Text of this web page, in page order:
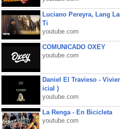
Luciano Pereyra, Lang
Ti
youtube.com
COMUNICADO OXEY
youtube.com
Daniel El Travieso -
icial )
youtube.com
La Renga - En Bicicleta
youtube.com